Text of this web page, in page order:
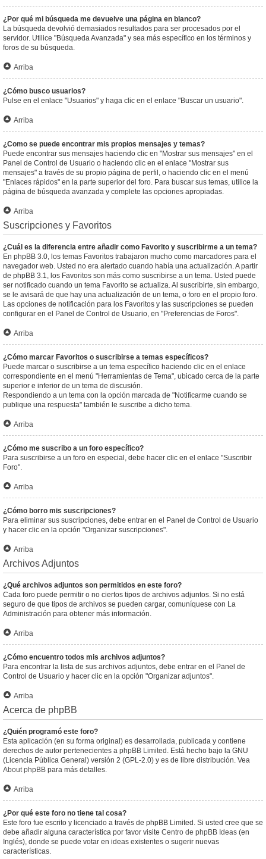
¿Por qué mi búsqueda me devuelve una página en blanco?
La búsqueda devolvió demasiados resultados para ser procesados por el
servidor. Utilice "Búsqueda Avanzada" y sea más específico en los términos y
foros de su búsqueda.
Arriba
¿Cómo busco usuarios?
Pulse en el enlace "Usuarios" y haga clic en el enlace "Buscar un usuario".
Arriba
¿Como se puede encontrar mis propios mensajes y temas?
Puede encontrar sus mensajes haciendo clic en "Mostrar sus mensajes" en el
Panel de Control de Usuario o haciendo clic en el enlace "Mostrar sus
mensajes" a través de su propio página de perfil, o haciendo clic en el menú
"Enlaces rápidos" en la parte superior del foro. Para buscar sus temas, utilice la
página de búsqueda avanzada y complete las opciones apropiadas.
Arriba
Suscripciones y Favoritos
¿Cuál es la diferencia entre añadir como Favorito y suscribirme a un tema?
En phpBB 3.0, los temas Favoritos trabajaron mucho como marcadores para el
navegador web. Usted no era alertado cuando había una actualización. A partir
de phpBB 3.1, los Favoritos son más como suscribirse a un tema. Usted puede
ser notificado cuando un tema Favorito se actualiza. Al suscribirte, sin embargo,
se le avisará de que hay una actualización de un tema, o foro en el propio foro.
Las opciones de notificación para los Favoritos y las suscripciones se pueden
configurar en el Panel de Control de Usuario, en "Preferencias de Foros".
Arriba
¿Cómo marcar Favoritos o suscribirse a temas específicos?
Puede marcar o suscribirse a un tema específico haciendo clic en el enlace
correspondiente en el menú "Herramientas de Tema", ubicado cerca de la parte
superior e inferior de un tema de discusión.
Respondiendo a un tema con la opción marcada de "Notificarme cuando se
publique una respuesta" también le suscribe a dicho tema.
Arriba
¿Cómo me suscribo a un foro específico?
Para suscribirse a un foro en especial, debe hacer clic en el enlace "Suscribir
Foro".
Arriba
¿Cómo borro mis suscripciones?
Para eliminar sus suscripciones, debe entrar en el Panel de Control de Usuario
y hacer clic en la opción "Organizar suscripciones".
Arriba
Archivos Adjuntos
¿Qué archivos adjuntos son permitidos en este foro?
Cada foro puede permitir o no ciertos tipos de archivos adjuntos. Si no está
seguro de que tipos de archivos se pueden cargar, comuníquese con La
Administración para obtener más información.
Arriba
¿Cómo encuentro todos mis archivos adjuntos?
Para encontrar la lista de sus archivos adjuntos, debe entrar en el Panel de
Control de Usuario y hacer clic en la opción "Organizar adjuntos".
Arriba
Acerca de phpBB
¿Quién programó este foro?
Esta aplicación (en su forma original) es desarrollada, publicada y contiene
derechos de autor pertenecientes a phpBB Limited . Está hecho bajo la GNU
(Licencia Pública General) versión 2 (GPL-2.0) y es de libre distribución. Vea
About phpBB para más detalles.
Arriba
¿Por qué este foro no tiene tal cosa?
Este foro fue escrito y licenciado a través de phpBB Limited. Si usted cree que se
debe añadir alguna característica por favor visite Centro de phpBB Ideas (en
Inglés), donde se puede votar en ideas existentes o sugerir nuevas
características.